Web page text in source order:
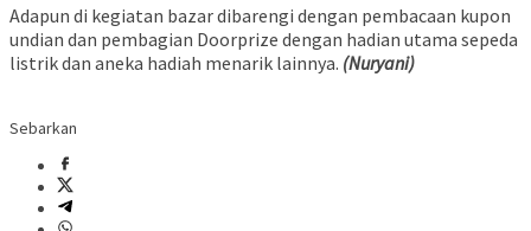
Adapun di kegiatan bazar dibarengi dengan pembacaan kupon
undian dan pembagian Doorprize dengan hadian utama sepeda
listrik dan aneka hadiah menarik lainnya. (Nuryani)
Sebarkan